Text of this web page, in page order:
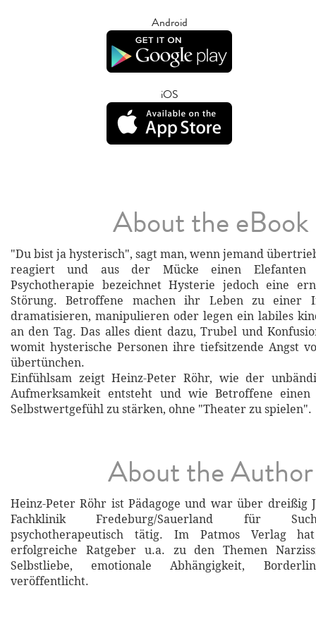
Android
iOS
About the eBook
"Du bist ja hysterisch", sagt man, wenn jemand
reagiert und aus der Mücke einen
Psychotherapie bezeichnet Hysterie jedoch eine
Störung. Betroffene machen ihr Leben zu einer
dramatisieren, manipulieren oder legen ein labiles
an den Tag. Das alles dient dazu, Trubel und
womit hysterische Personen ihre tiefsitzende Angst
übertünchen.
Einfühlsam zeigt Heinz-Peter Röhr, wie der
Aufmerksamkeit entsteht und wie Betroffene
Selbstwertgefühl zu stärken, ohne "Theater zu spielen".
About the Author
Heinz-Peter Röhr ist Pädagoge und war über dreißig
Fachklinik Fredeburg/Sauerland für
psychotherapeutisch tätig. Im Patmos Verlag
erfolgreiche Ratgeber u.a. zu den Themen
Selbstliebe, emotionale Abhängigkeit,
veröffentlicht.